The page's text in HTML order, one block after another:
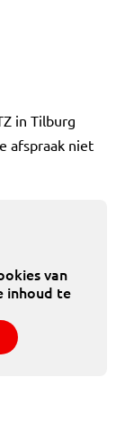
in Tilburg
afspraak niet
van
inhoud te